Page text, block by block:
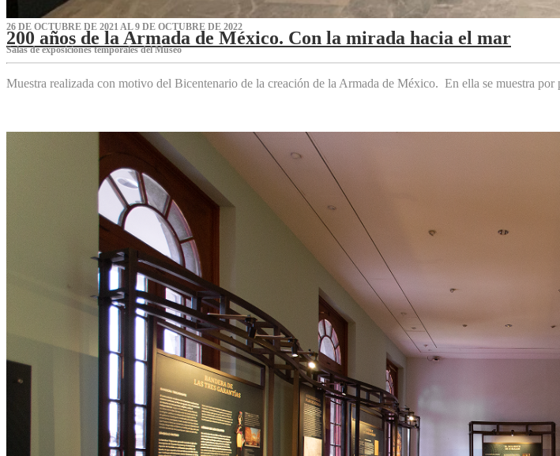
26 DE OCTUBRE DE 2021 AL 9 DE OCTUBRE DE 2022
200 años de la Armada de México. Con la mirada hacia el mar
Salas de exposiciones temporales del Museo‌
Muestra realizada con motivo del Bicentenario de la creación de la Armada de México. En ella se muestra